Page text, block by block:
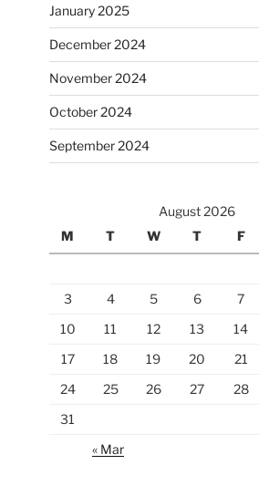
January 2025
December 2024
November 2024
October 2024
September 2024
August 2026
M
T W T F
3
4 5 6 7
10
11 12 13 14
17
18 19 20 21
24
25 26 27 28
31
« Mar